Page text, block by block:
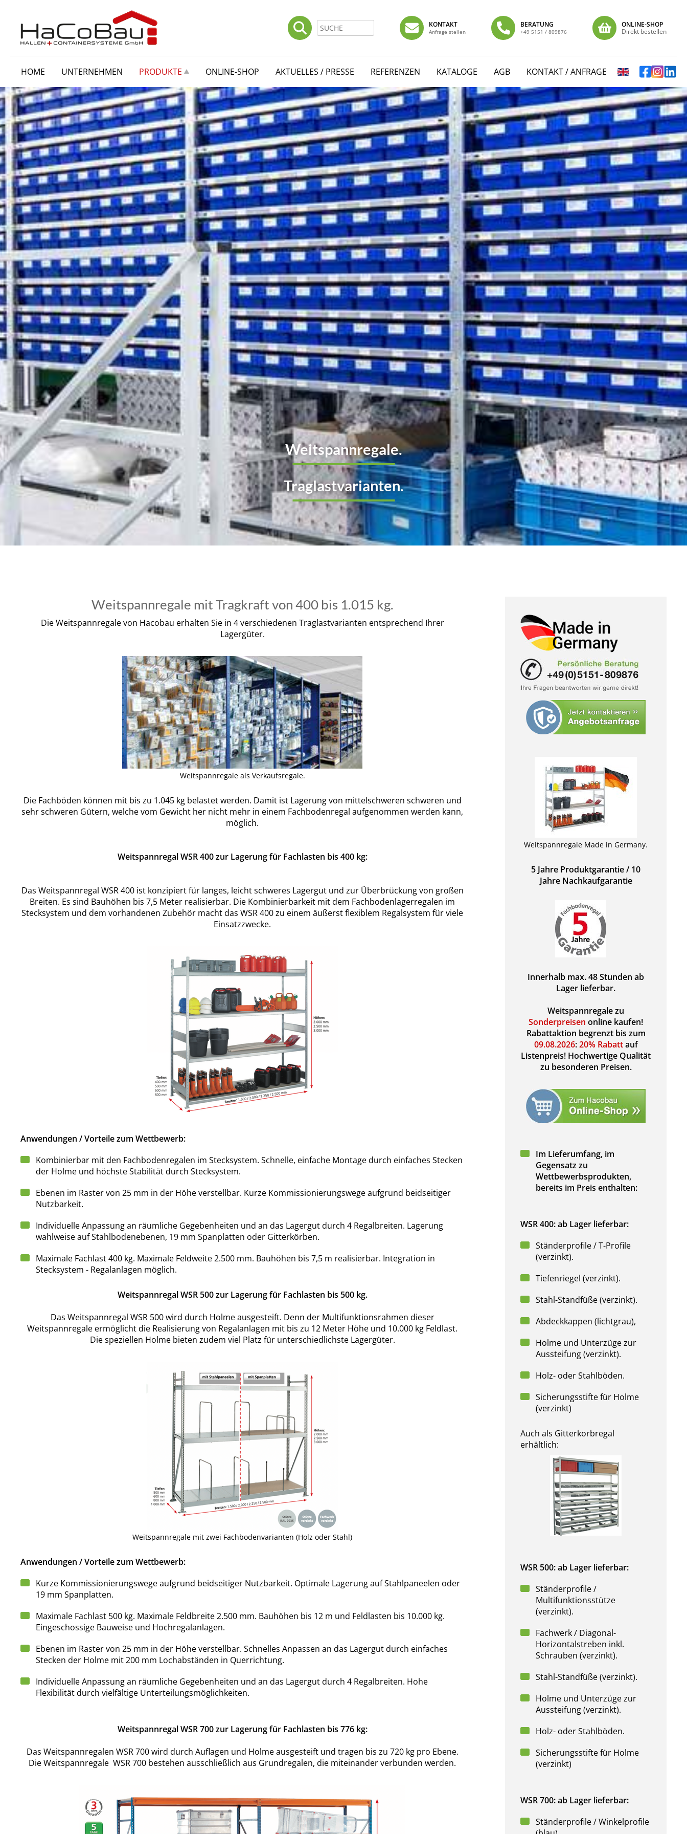
Weitspannregale.
Traglastvarianten.
Weitspannregale mit Tragkraft von 400 bis 1.015 kg.
Die Weitspannregale von Hacobau erhalten Sie in 4 verschiedenen Traglastvarianten entsprechend Ihrer
Lagergüter.
Weitspannregale als Verkaufsregale.
Die Fachböden können mit bis zu 1.045 kg belastet werden. Damit ist Lagerung von mittelschweren schweren und
sehr schweren Gütern, welche vom Gewicht her nicht mehr in einem Fachbodenregal aufgenommen werden kann,
möglich.
Weitspannregal WSR 400 zur Lagerung für Fachlasten bis 400 kg:
Das Weitspannregal WSR 400 ist konzipiert für langes, leicht schweres Lagergut und zur Überbrückung von großen
Breiten. Es sind Bauhöhen bis 7,5 Meter realisierbar. Die Kombinierbarkeit mit dem Fachbodenlagerregalen im
Stecksystem und dem vorhandenen Zubehör macht das WSR 400 zu einem äußerst flexiblem Regalsystem für viele
Einsatzzwecke.
Anwendungen / Vorteile zum Wettbewerb:
Kombinierbar mit den Fachbodenregalen im Stecksystem. Schnelle, einfache Montage durch einfaches Stecken
der Holme und höchste Stabilität durch Stecksystem.
Ebenen im Raster von 25 mm in der Höhe verstellbar. Kurze Kommissionierungswege aufgrund beidseitiger
Nutzbarkeit.
Individuelle Anpassung an räumliche Gegebenheiten und an das Lagergut durch 4 Regalbreiten. Lagerung
wahlweise auf Stahlbodenebenen, 19 mm Spanplatten oder Gitterkörben.
Maximale Fachlast 400 kg. Maximale Feldweite 2.500 mm. Bauhöhen bis 7,5 m realisierbar. Integration in
Stecksystem - Regalanlagen möglich.
Weitspannregal WSR 500 zur Lagerung für Fachlasten bis 500 kg.
Das Weitspannregal WSR 500 wird durch Holme ausgesteift. Denn der Multifunktionsrahmen dieser
Weitspannregale ermöglicht die Realisierung von Regalanlagen mit bis zu 12 Meter Höhe und 10.000 kg Feldlast.
Die speziellen Holme bieten zudem viel Platz für unterschiedlichste Lagergüter.
Weitspannregale mit zwei Fachbodenvarianten (Holz oder Stahl)
Anwendungen / Vorteile zum Wettbewerb:
Kurze Kommissionierungswege aufgrund beidseitiger Nutzbarkeit. Optimale Lagerung auf Stahlpaneelen oder
19 mm Spanplatten.
Maximale Fachlast 500 kg. Maximale Feldbreite 2.500 mm. Bauhöhen bis 12 m und Feldlasten bis 10.000 kg.
Eingeschossige Bauweise und Hochregalanlagen.
Ebenen im Raster von 25 mm in der Höhe verstellbar. Schnelles Anpassen an das Lagergut durch einfaches
Stecken der Holme mit 200 mm Lochabständen in Querrichtung.
Individuelle Anpassung an räumliche Gegebenheiten und an das Lagergut durch 4 Regalbreiten. Hohe
Flexibilität durch vielfältige Unterteilungsmöglichkeiten.
Weitspannregal WSR 700 zur Lagerung für Fachlasten bis 776 kg:
Das Weitspannregalen WSR 700 wird durch Auflagen und Holme ausgesteift und tragen bis zu 720 kg pro Ebene.
Die Weitspannregale WSR 700 bestehen ausschließlich aus Grundregalen, die miteinander verbunden werden.
Weitspannregale Made in Germany.
5 Jahre Produktgarantie / 10
Jahre Nachkaufgarantie
Innerhalb max. 48 Stunden ab
Lager lieferbar.
Weitspannregale zu
Sonderpreisen online kaufen!
Rabattaktion begrenzt bis zum
09.08.2026:20% Rabattauf
Listenpreis! Hochwertige Qualität
zu besonderen Preisen.
Im Lieferumfang, im
Gegensatz zu
Wettbewerbsprodukten,
bereits im Preis enthalten:
WSR 400: ab Lager lieferbar:
Ständerprofile / T-Profile
(verzinkt).
Tiefenriegel (verzinkt).
Stahl-Standfüße (verzinkt).
Abdeckkappen (lichtgrau),
Holme und Unterzüge zur
Aussteifung (verzinkt).
Holz- oder Stahlböden.
Sicherungsstifte für Holme
(verzinkt)
Auch als Gitterkorbregal
erhältlich:
WSR 500: ab Lager lieferbar:
Ständerprofile /
Multifunktionsstütze
(verzinkt).
Fachwerk / Diagonal-
Horizontalstreben inkl.
Schrauben (verzinkt).
Stahl-Standfüße (verzinkt).
Holme und Unterzüge zur
Aussteifung (verzinkt).
Holz- oder Stahlböden.
Sicherungsstifte für Holme
(verzinkt)
WSR 700: ab Lager lieferbar:
Ständerprofile / Winkelprofile
KONTAKT
Anfrage stellen
BERATUNG
+49 5151 / 809876
ONLINE-SHOP
Direkt bestellen
HOME UNTERNEHMEN PRODUKTE ONLINE-SHOP AKTUELLES / PRESSE REFERENZEN KATALOGE AGB KONTAKT / ANFRAGE
ENGLISH VERSION